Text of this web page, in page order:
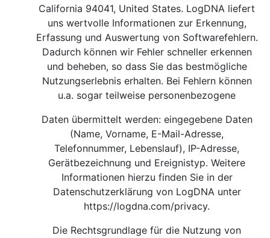
California 94041, United States. LogDNA liefert
uns wertvolle Informationen zur Erkennung,
Erfassung und Auswertung von Softwarefehlern.
Dadurch können wir Fehler schneller erkennen
und beheben, so dass Sie das bestmögliche
Nutzungserlebnis erhalten. Bei Fehlern können
u.a. sogar teilweise personenbezogene
Daten übermittelt werden: eingegebene Daten
(Name, Vorname, E-Mail-Adresse,
Telefonnummer, Lebenslauf), IP-Adresse,
Gerätbezeichnung und Ereignistyp. Weitere
Informationen hierzu finden Sie in der
Datenschutzerklärung von LogDNA unter
https://logdna.com/privacy.
Die Rechtsgrundlage für die Nutzung von